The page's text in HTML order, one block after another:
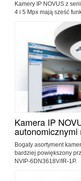
Kamery IP NOVUS z
4 i 5 Mpx mają sześć
Kamera IP
Bogaty asortyment
bardziej powiększony
NVIP-6DN3618V/IR-1P.